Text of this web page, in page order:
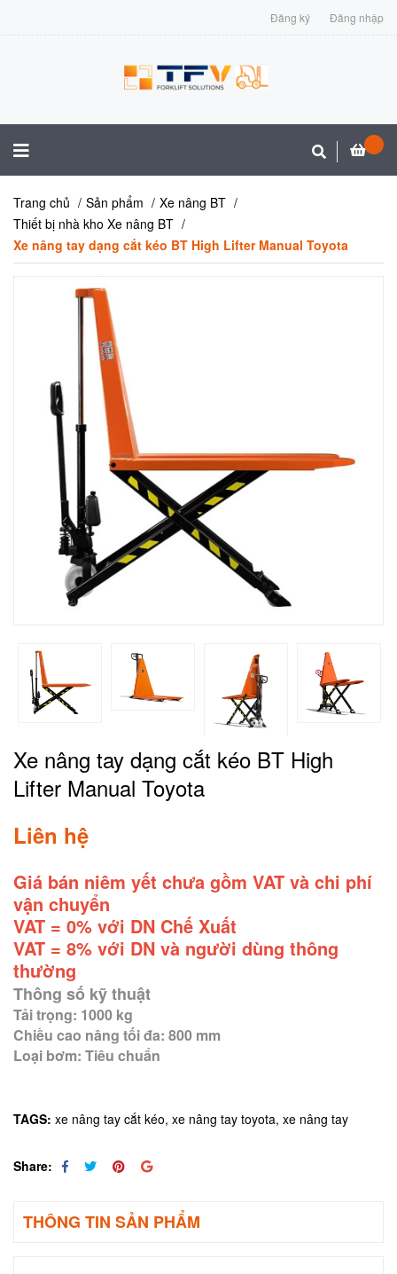
Đăng ký Đăng nhập
Trang chủ Sản phẩm
Xe nâng BT
Thiết bị nhà kho Xe nâng BT
Xe nâng tay dạng cắt kéo BT High Lifter Manual Toyota
Xe nâng tay dạng cắt kéo BT High
Lifter Manual Toyota
Liên hệ
Giá bán niêm yết chưa gồm VAT và chi phí
vận chuyển
VAT = 0% với DN Chế Xuất
VAT = 8% với DN và người dùng thông
thường
Thông số kỹ thuật
Tải trọng: 1000 kg
Chiều cao nâng tối đa: 800 mm
Loại bơm: Tiêu chuẩn
TAGS: xe nâng tay cắt kéo, xe nâng tay toyota, xe nâng tay
Share:
THÔNG TIN SẢN PHẨM